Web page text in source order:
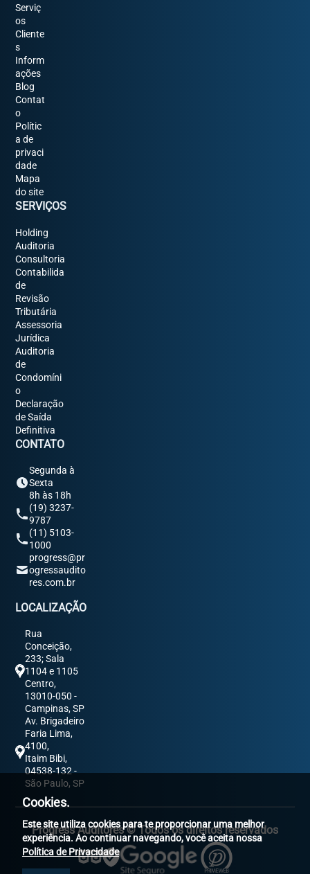
Serviç
os
Cliente
s
Inform
ações
Blog
Contat
o
Polític
a de
privaci
dade
Mapa
do site
SERVIÇOS
Holding
Auditoria
Consultoria
Contabilida
de
Revisão
Tributária
Assessoria
Jurídica
Auditoria
de
Condomíni
o
Declaração
de Saída
Definitiva
CONTATO
Segunda à
Sexta
8h às 18h
(19) 3237-
9787
(11) 5103-
1000
progress@pr
ogressaudito
res.com.br
LOCALIZAÇÃO
Rua
Conceição,
233; Sala
1104 e 1105
Centro,
13010-050 -
Campinas, SP
Av. Brigadeiro
Faria Lima,
4100,
Itaim Bibi,
04538-132 -
São Paulo, SP
Progress Auditores © Todos os direitos reservados
Cookies.
Este site utiliza cookies para te proporcionar uma melhor
experiência. Ao continuar navegando, você aceita nossa
Política de Privacidade